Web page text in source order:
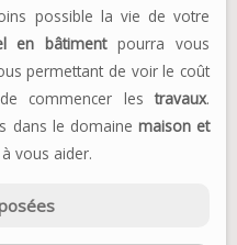
possible la vie de votre
en bâtimentpourra vous
permettant de voir le coût
commencer lestravaux.
dans le domaine maison et
vous aider.